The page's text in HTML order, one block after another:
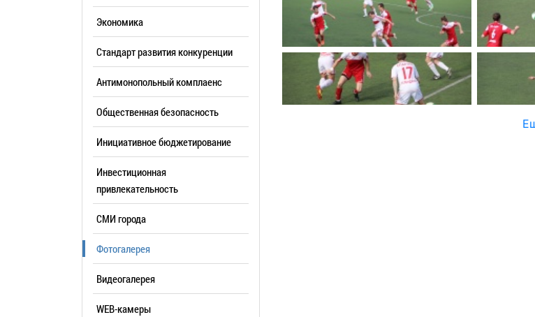
РУКОВОДИТЕЛИ
Список руководителей
Результаты проверок
Профсоюзные организации
Обзоры
Порядок
Экономика
Стандарт развития конкуренции
Антимонопольный комплаенс
Общественная безопасность
Инициативное бюджетирование
Инвестиционная
привлекательность
СМИ города
Фотогалерея
Видеогалерея
WEB-камеры